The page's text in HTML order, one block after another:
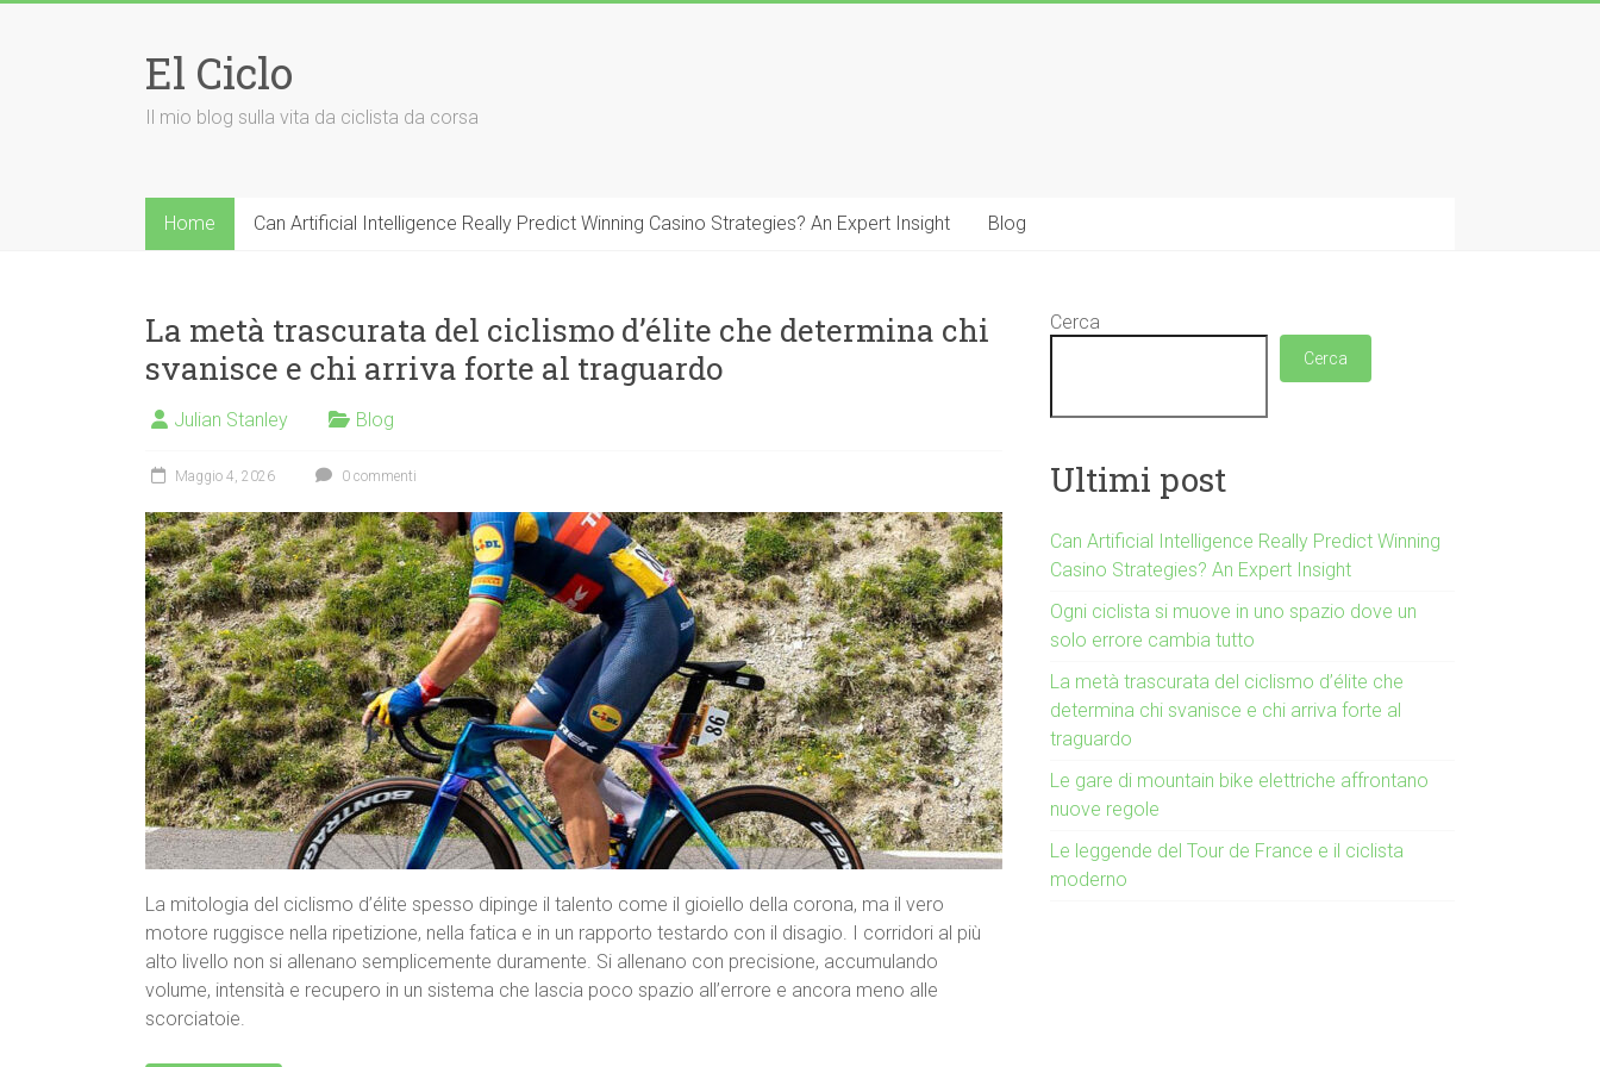
El Ciclo
Il mio blog sulla vita da ciclista da corsa
Home Can Artificial Intelligence Really Predict Winning Casino Strategies? An Expert Insight Blog
La metà trascurata del ciclismo d’élite che determina chi
svanisce e chi arriva forte al traguardo
Julian Stanley Blog
Maggio 4, 2026 0 commenti
La mitologia del ciclismo d’élite spesso dipinge il talento come il gioiello della corona, ma il vero
motore ruggisce nella ripetizione, nella fatica e in un rapporto testardo con il disagio. I corridori al più
alto livello non si allenano semplicemente duramente. Si allenano con precisione, accumulando
volume, intensità e recupero in un sistema che lascia poco spazio all’errore e ancora meno alle
scorciatoie.
Cerca
Cerca
Ultimi post
Can Artificial Intelligence Really Predict Winning
Casino Strategies? An Expert Insight
Ogni ciclista si muove in uno spazio dove un
solo errore cambia tutto
La metà trascurata del ciclismo d’élite che
determina chi svanisce e chi arriva forte al
traguardo
Le gare di mountain bike elettriche affrontano
nuove regole
Le leggende del Tour de France e il ciclista
moderno